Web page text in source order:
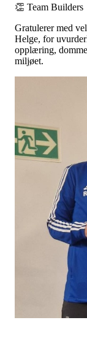
👏 Team Builders
Gratulerer med
Helge, for
opplæring,
miljøet.